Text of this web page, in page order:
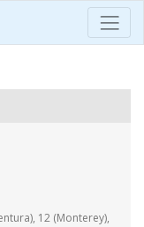
12 (Monterey),